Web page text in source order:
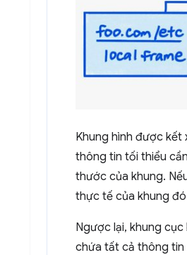
Khung hình được
thông tin tối thiểu
thước của khung.
thực tế của khung
Ngược lại, khung
chứa tất cả thông tin